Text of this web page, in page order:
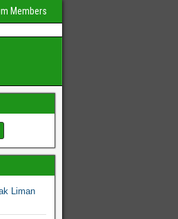
Members
Liman